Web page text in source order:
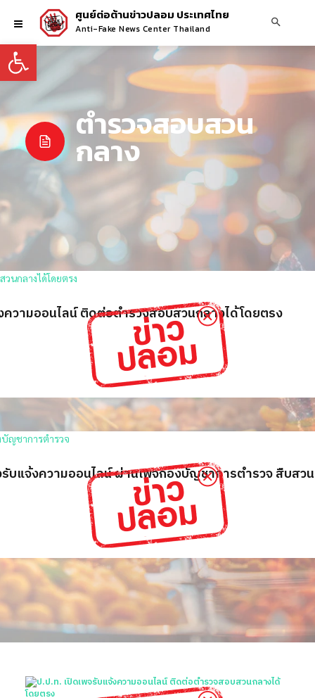
Open toolbar
ศูนย์ต่อต้านข่าวปลอม ประเทศไทย
Anti-Fake News Center Thailand
ตำรวจสอบสวน
กลาง
วามออนไลน์ ติดต่อตำรวจสอบสวนกลางได้โดยตรง
บแจ้งความออนไลน์ ผ่านเพจกองบัญชาการตำรวจ สืบสว